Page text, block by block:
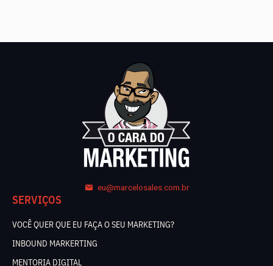
eu@marcelosales.com.br
SERVIÇOS
VOCÊ QUER QUE EU FAÇA O SEU MARKETING?
INBOUND MARKERTING
MENTORIA DIGITAL